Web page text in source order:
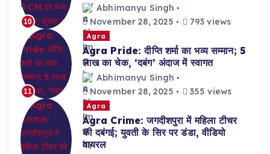
10
Abhimanyu Singh
November 28, 2025
793 views
11
Agra
Agra Pride: दीप्ति शर्मा का भव्य सम्मान; 5
लाख का चेक, ‘दबंग’ अंदाज में स्वागत
Abhimanyu Singh
November 28, 2025
355 views
Agra
Agra Crime: जगदीशपुरा में महिला टीचर
की दबंगई; युवती के सिर पर डंडा, वीडियो
वायरल